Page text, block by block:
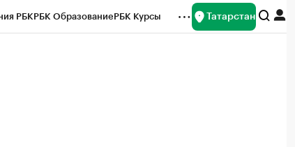
РБКРБК ОбразованиеРБК Курсы Татарстан